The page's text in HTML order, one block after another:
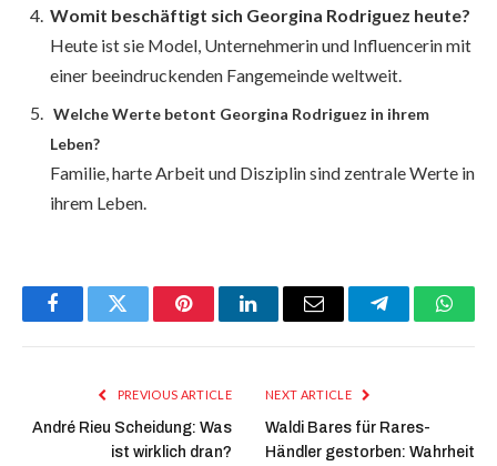
Womit beschäftigt sich Georgina Rodriguez heute?
Heute ist sie Model, Unternehmerin und Influencerin mit
einer beeindruckenden Fangemeinde weltweit.
Welche Werte betont Georgina Rodriguez in ihrem
Leben?
Familie, harte Arbeit und Disziplin sind zentrale Werte in
ihrem Leben.
FacebookTwitter PinterestLinkedInEmail Telegram
PREVIOUS ARTICLE
André Rieu Scheidung: Was
ist wirklich dran?
NEXT ARTICLE
Waldi Bares für Rares-
Händler gestorben: Wahrheit